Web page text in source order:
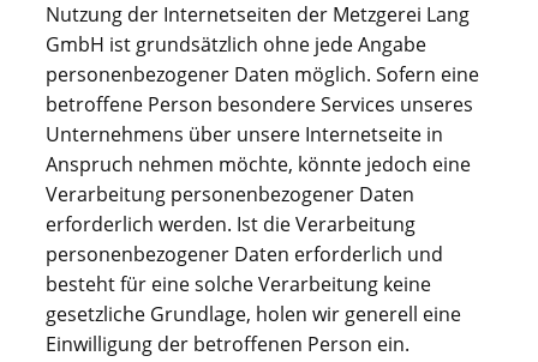
Nutzung der Internetseiten der Metzgerei Lang
GmbH ist grundsätzlich ohne jede Angabe
personenbezogener Daten möglich. Sofern eine
betroffene Person besondere Services unseres
Unternehmens über unsere Internetseite in
Anspruch nehmen möchte, könnte jedoch eine
Verarbeitung personenbezogener Daten
erforderlich werden. Ist die Verarbeitung
personenbezogener Daten erforderlich und
besteht für eine solche Verarbeitung keine
gesetzliche Grundlage, holen wir generell eine
Einwilligung der betroffenen Person ein.